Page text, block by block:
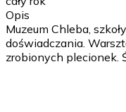
Opis
Muzeum Chleba,
doświadczania.
zrobionych plecionek.